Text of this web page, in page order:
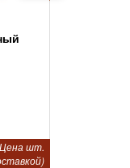
Цена шт.